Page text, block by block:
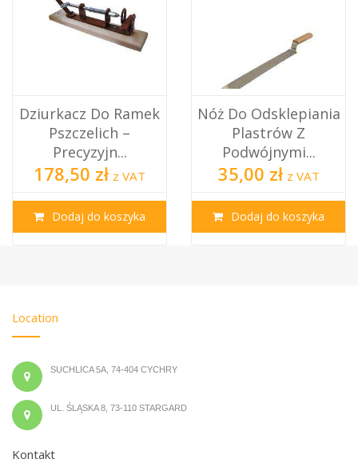
Dziurkacz Do Ramek
Pszczelich –
Precyzyjn...
178,50 zł z VAT
Dodaj do koszyka
Nóż Do Odsklepiania
Plastrów Z
Podwójnymi...
35,00 zł z VAT
Dodaj do koszyka
Location
SUCHLICA 5A, 74-404 CYCHRY
UL. ŚLĄSKA 8, 73-110 STARGARD
Kontakt